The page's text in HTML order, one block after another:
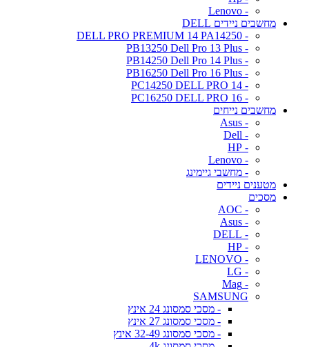
- Lenovo
מחשבים ניידים DELL
- DELL PRO PREMIUM 14 PA14250
- PB13250 Dell Pro 13 Plus
- PB14250 Dell Pro 14 Plus
- PB16250 Dell Pro 16 Plus
- PC14250 DELL PRO 14
- PC16250 DELL PRO 16
מחשבים נייחים
- Asus
- Dell
- HP
- Lenovo
- מחשבי גיימינג
מטענים ניידים
מסכים
- AOC
- Asus
- DELL
- HP
- LENOVO
- LG
- Mag
SAMSUNG
- מסכי סמסונג 24 אינץ
- מסכי סמסונג 27 אינץ
- מסכי סמסונג 32-49 אינץ